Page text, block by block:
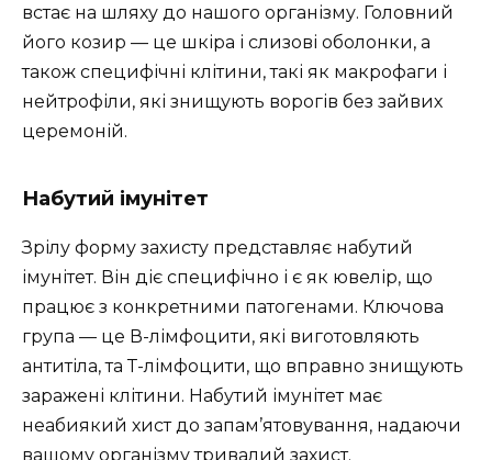
встає на шляху до нашого організму. Головний
його козир — це шкіра і слизові оболонки, а
також специфічні клітини, такі як макрофаги і
нейтрофіли, які знищують ворогів без зайвих
церемоній.
Набутий імунітет
Зрілу форму захисту представляє набутий
імунітет. Він діє специфічно і є як ювелір, що
працює з конкретними патогенами. Ключова
група — це В-лімфоцити, які виготовляють
антитіла, та Т-лімфоцити, що вправно знищують
заражені клітини. Набутий імунітет має
неабиякий хист до запам’ятовування, надаючи
вашому організму тривалий захист.